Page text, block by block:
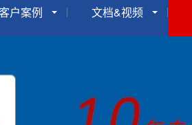
户案例 文档&视频